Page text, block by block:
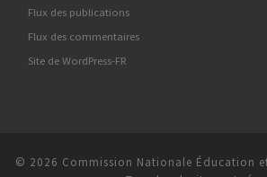
Flux des publications
Flux des commentaires
Site de WordPress-FR
© 2026 Commission Nationale Éducation